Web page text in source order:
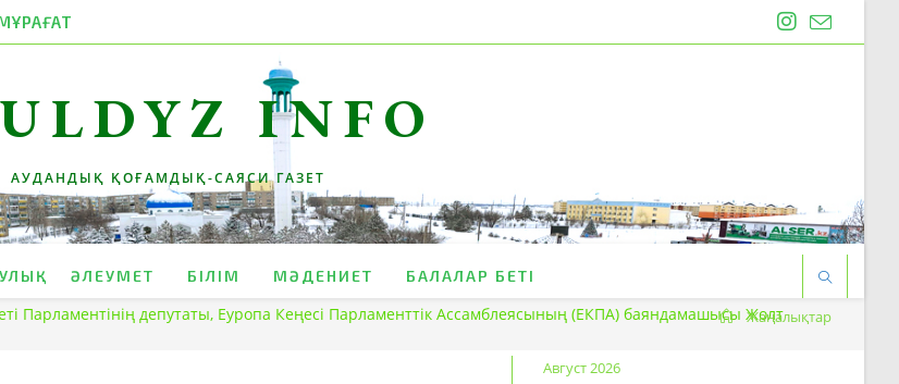
INFO
АУДАНДЫҚ ҚОҒАМДЫҚ-САЯСИ ГАЗЕТ
ӘЛЕУМЕТ БІЛІМ МӘДЕНИЕТ БАЛАЛАР БЕТІ
Парламентінің депутаты, Еуропа Кеңесі Парламенттік Ассамблеясының (ЕКПА) баяндамашысы ЖолтЖаңалықтар
Август 2026